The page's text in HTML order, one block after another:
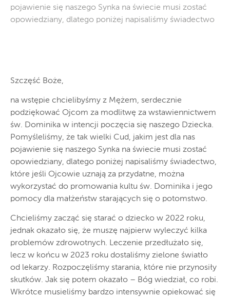
pojawienie się naszego Synka na świecie musi zostać
opowiedziany, dlatego poniżej napisaliśmy świadectwo
Szczęść Boże,
na wstępie chcielibyśmy z Mężem, serdecznie
podziękować Ojcom za modlitwę za wstawiennictwem
św. Dominika w intencji poczęcia się naszego Dziecka.
Pomyśleliśmy, że tak wielki Cud, jakim jest dla nas
pojawienie się naszego Synka na świecie musi zostać
opowiedziany, dlatego poniżej napisaliśmy świadectwo,
które jeśli Ojcowie uznają za przydatne, można
wykorzystać do promowania kultu św. Dominika i jego
pomocy dla małżeństw starających się o potomstwo.
Chcieliśmy zacząć się starać o dziecko w 2022 roku,
jednak okazało się, że muszę najpierw wyleczyć kilka
problemów zdrowotnych. Leczenie przedłużało się,
lecz w końcu w 2023 roku dostaliśmy zielone światło
od lekarzy. Rozpoczęliśmy starania, które nie przynosiły
skutków. Jak się potem okazało – Bóg wiedział, co robi.
Wkrótce musieliśmy bardzo intensywnie opiekować się